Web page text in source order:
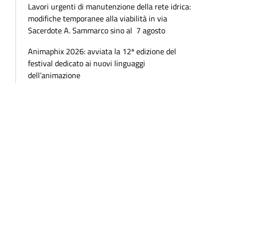
Lavori urgenti di manutenzione della rete idrica:
modifiche temporanee alla viabilità in via
Sacerdote A. Sammarco sino al 7 agosto
Animaphix 2026: avviata la 12ª edizione del
festival dedicato ai nuovi linguaggi
dell’animazione